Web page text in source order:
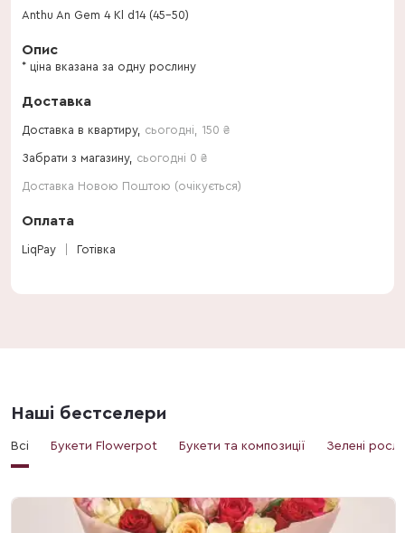
Anthu An Gem 4 Kl d14 (45-50)
Опис
* ціна вказана за одну рослину
Доставка
Доставка в квартиру, сьогодні 150 ₴
Забрати з магазину, сьогодні 0 ₴
Доставка Новою Поштою (очікується)
Оплата
LiqPay Готівка
Наші бестселери
Всі Букети Flowerpot Букети та композиції Зелені